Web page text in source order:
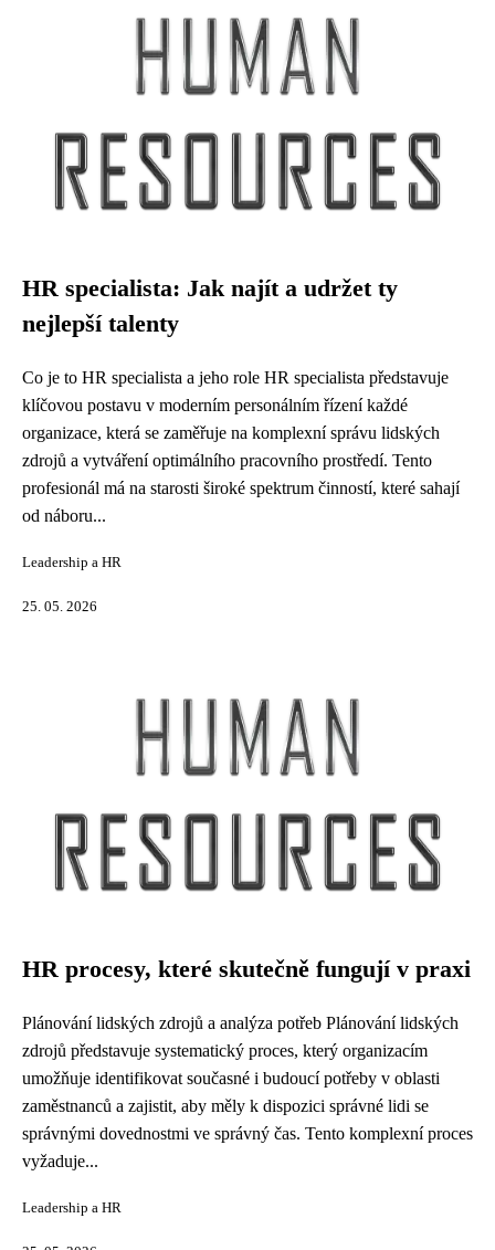
HR specialista: Jak najít a udržet ty
nejlepší talenty
Co je to HR specialista a jeho role HR specialista představuje
klíčovou postavu v moderním personálním řízení každé
organizace, která se zaměřuje na komplexní správu lidských
zdrojů a vytváření optimálního pracovního prostředí. Tento
profesionál má na starosti široké spektrum činností, které sahají
od náboru...
Leadership a HR
25. 05. 2026
HR procesy, které skutečně fungují v praxi
Plánování lidských zdrojů a analýza potřeb Plánování lidských
zdrojů představuje systematický proces, který organizacím
umožňuje identifikovat současné i budoucí potřeby v oblasti
zaměstnanců a zajistit, aby měly k dispozici správné lidi se
správnými dovednostmi ve správný čas. Tento komplexní proces
vyžaduje...
Leadership a HR